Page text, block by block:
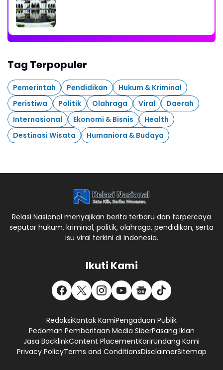
Tag Terpopuler
Pemerintah Pendidikan
Hukum & Kriminal
Peristiwa
Politik Olahraga Viral
Daerah
Internasional
Ekonomi & Bisnis
Health
Destinasi Wisata
Humaniora & Budaya
Relasi Nasional menyajikan berita terbaru dan terpercaya
seputar hukum, kriminal, politik, olahraga, pendidikan, serta
isu viral terkini di Indonesia.
Ikuti Kami
RedaksiKontak KamiPengaduan Publik
Pedoman Pemberitaan Media SiberPasang Iklan
Jasa BacklinkContent PlacementKarirUndang Kami
Privacy PolicyTerms and ConditionsDisclaimerSitemap